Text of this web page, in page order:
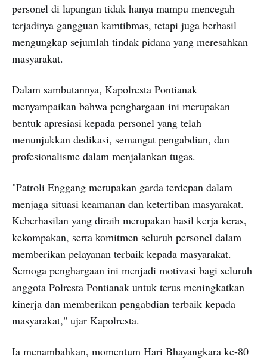
personel di lapangan tidak hanya mampu mencegah
terjadinya gangguan kamtibmas, tetapi juga berhasil
mengungkap sejumlah tindak pidana yang meresahkan
masyarakat.
Dalam sambutannya, Kapolresta Pontianak
menyampaikan bahwa penghargaan ini merupakan
bentuk apresiasi kepada personel yang telah
menunjukkan dedikasi, semangat pengabdian, dan
profesionalisme dalam menjalankan tugas.
"Patroli Enggang merupakan garda terdepan dalam
menjaga situasi keamanan dan ketertiban masyarakat.
Keberhasilan yang diraih merupakan hasil kerja keras,
kekompakan, serta komitmen seluruh personel dalam
memberikan pelayanan terbaik kepada masyarakat.
Semoga penghargaan ini menjadi motivasi bagi seluruh
anggota Polresta Pontianak untuk terus meningkatkan
kinerja dan memberikan pengabdian terbaik kepada
masyarakat," ujar Kapolresta.
Ia menambahkan, momentum Hari Bhayangkara ke-80